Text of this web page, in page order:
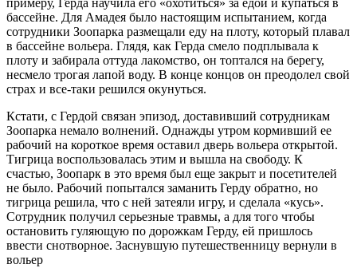
примеру, Герда научила его «охотиться» за едой и купаться в
бассейне. Для Амадея было настоящим испытанием, когда
сотрудники Зоопарка размещали еду на плоту, который плавал
в бассейне вольера. Глядя, как Герда смело подплывала к
плоту и забирала оттуда лакомство, он топтался на берегу,
несмело трогая лапой воду. В конце концов он преодолел свой
страх и все-таки решился окунуться.
Кстати, с Гердой связан эпизод, доставивший сотрудникам
Зоопарка немало волнений. Однажды утром кормивший ее
рабочий на короткое время оставил дверь вольера открытой.
Тигрица воспользовалась этим и вышла на свободу. К
счастью, Зоопарк в это время был еще закрыт и посетителей
не было. Рабочий попытался заманить Герду обратно, но
тигрица решила, что с ней затеяли игру, и сделала «кусь».
Сотрудник получил серьезные травмы, а для того чтобы
остановить гуляющую по дорожкам Герду, ей пришлось
ввести снотворное. Заснувшую путешественницу вернули в
вольер